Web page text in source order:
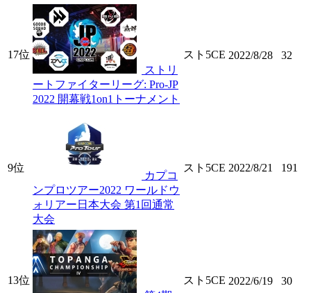
17位
ストリ
ートファイターリーグ: Pro-JP
2022 開幕戦1on1トーナメント
スト5CE 2022/8/28 32
9位
カプコ
ンプロツアー2022 ワールドウ
ォリアー日本大会 第1回通常
大会
スト5CE 2022/8/21 191
13位
スト5CE 2022/6/19 30